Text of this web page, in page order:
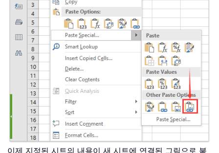
이제 지정된 시트의 내용이 새 시트에 연결된 그림으로 붙